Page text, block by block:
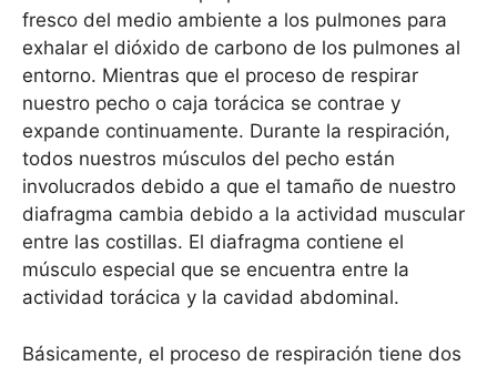
fresco del medio ambiente a los pulmones para
exhalar el dióxido de carbono de los pulmones al
entorno. Mientras que el proceso de respirar
nuestro pecho o caja torácica se contrae y
expande continuamente. Durante la respiración,
todos nuestros músculos del pecho están
involucrados debido a que el tamaño de nuestro
diafragma cambia debido a la actividad muscular
entre las costillas. El diafragma contiene el
músculo especial que se encuentra entre la
actividad torácica y la cavidad abdominal.
Básicamente, el proceso de respiración tiene dos